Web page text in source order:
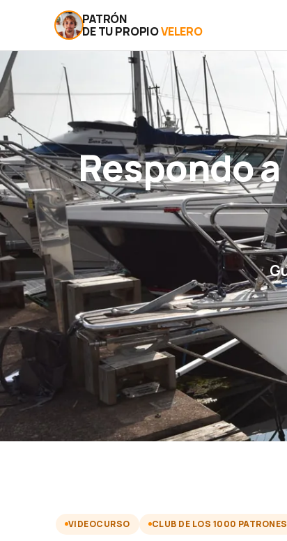
PATRÓN
DE TU PROPIOVELERO
Respondo
VIDEOCURSO CLUB DE LOS 1000 PATRONES